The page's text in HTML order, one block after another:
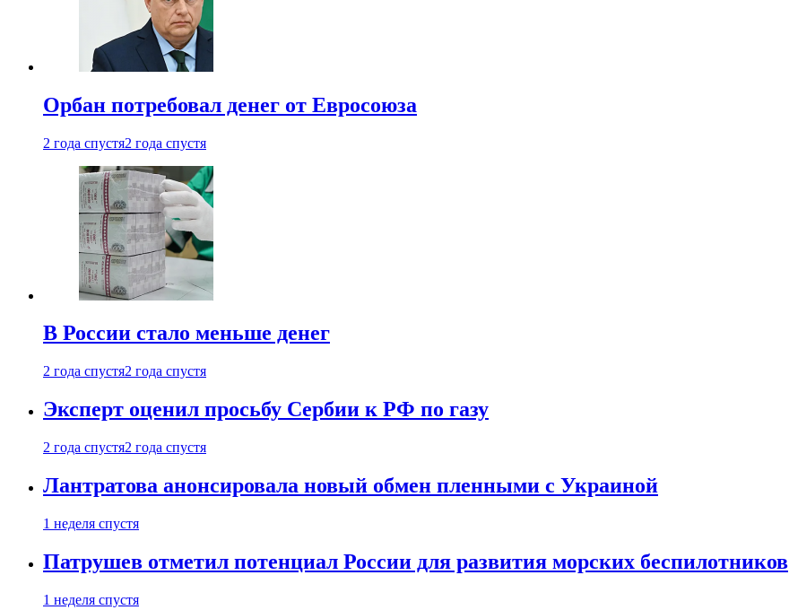
Орбан потребовал денег от Евросоюза
2 года спустя2 года спустя
В России стало меньше денег
2 года спустя2 года спустя
Эксперт оценил просьбу Сербии к РФ по газу
2 года спустя2 года спустя
Лантратова анонсировала новый обмен пленными с Украиной
1 неделя спустя
Патрушев отметил потенциал России для развития морских беспилотников
1 неделя спустя